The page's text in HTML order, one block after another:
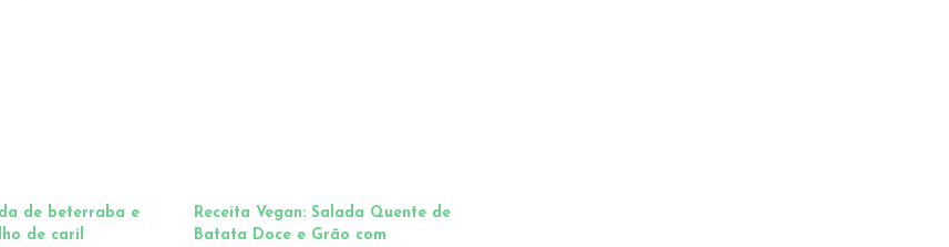
de beterraba e
de caril
Receita Vegan: Salada Quente de
Batata Doce e Grão com